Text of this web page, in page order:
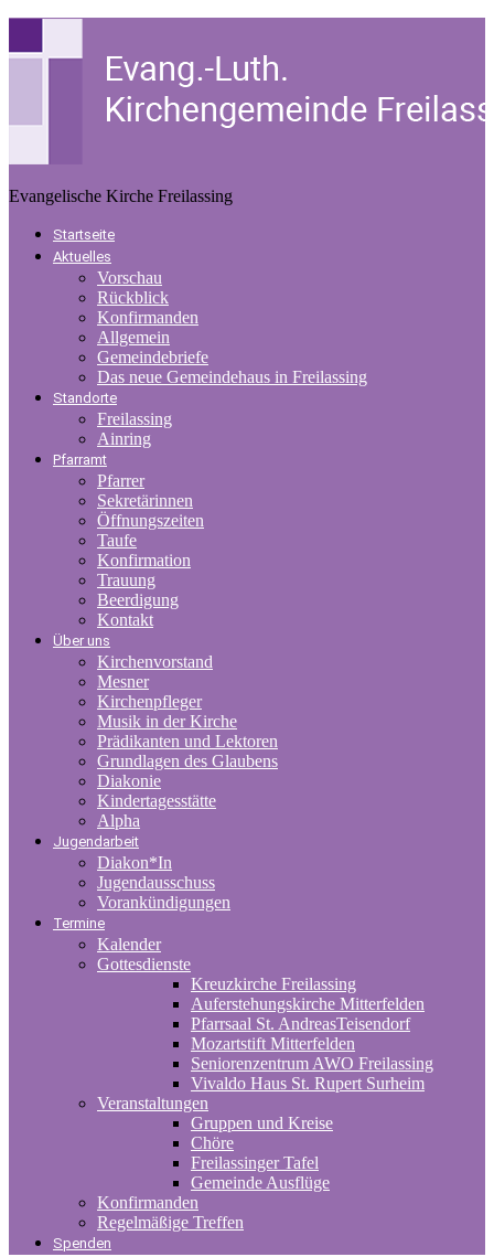
Evangelische Kirche Freilassing
Startseite
Aktuelles
Vorschau
Rückblick
Konfirmanden
Allgemein
Gemeindebriefe
Das neue Gemeindehaus in Freilassing
Standorte
Freilassing
Ainring
Pfarramt
Pfarrer
Sekretärinnen
Öffnungszeiten
Taufe
Konfirmation
Trauung
Beerdigung
Kontakt
Über uns
Kirchenvorstand
Mesner
Kirchenpfleger
Musik in der Kirche
Prädikanten und Lektoren
Grundlagen des Glaubens
Diakonie
Kindertagesstätte
Alpha
Jugendarbeit
Diakon*In
Jugendausschuss
Vorankündigungen
Termine
Kalender
Gottesdienste
Kreuzkirche Freilassing
Auferstehungskirche Mitterfelden
Pfarrsaal St. AndreasTeisendorf
Mozartstift Mitterfelden
Seniorenzentrum AWO Freilassing
Vivaldo Haus St. Rupert Surheim
Veranstaltungen
Gruppen und Kreise
Chöre
Freilassinger Tafel
Gemeinde Ausflüge
Konfirmanden
Regelmäßige Treffen
Spenden